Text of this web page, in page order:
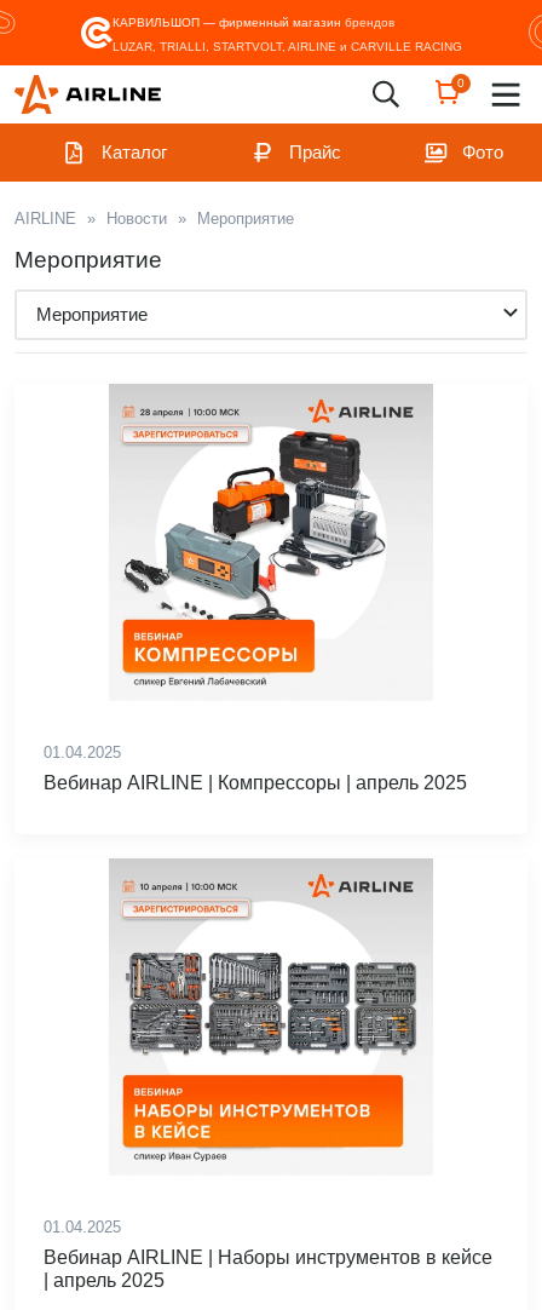
КАРВИЛЬШОП — фирменный магазин брендов
LUZAR, TRIALLI, STARTVOLT, AIRLINE и CARVILLE RACING
0
Каталог Прайс Фото
AIRLINE » Новости » Мероприятие
Мероприятие
Мероприятие
01.04.2025
Вебинар AIRLINE | Компрессоры | апрель 2025
01.04.2025
Вебинар AIRLINE | Наборы инструментов в кейсе
| апрель 2025